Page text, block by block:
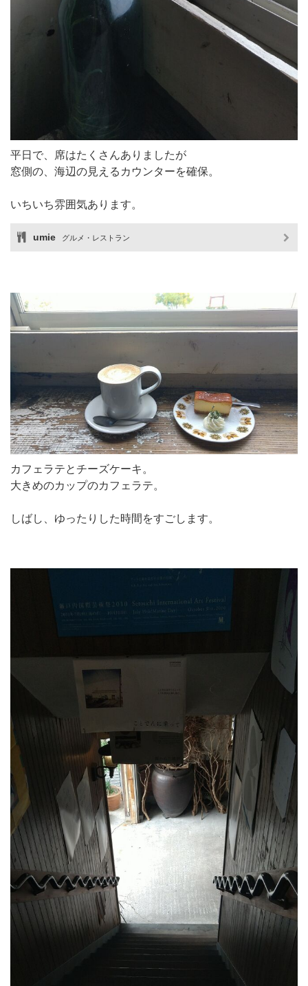
平日で、席はたくさんありましたが
窓側の、海辺の見えるカウンターを確保。
いちいち雰囲気あります。
umie グルメ・レストラン
カフェラテとチーズケーキ。
大きめのカップのカフェラテ。
しばし、ゆったりした時間をすごします。